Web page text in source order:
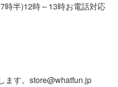
時半)12時～13時お電話対応
ます。store@whatfun.jp